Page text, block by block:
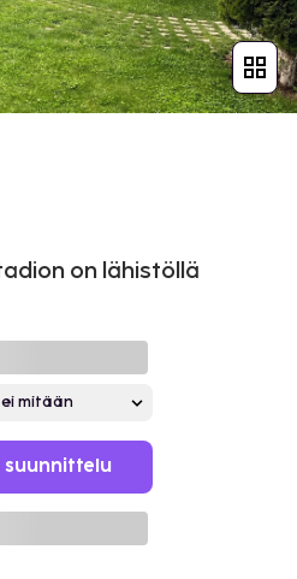
on lähistöllä
suunnittelu